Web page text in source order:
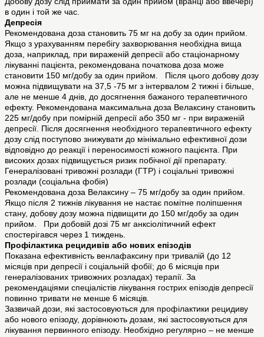
в один і той же час.
Депресія
Рекомендована доза становить 75 мг на добу за один прийом.
Якщо з урахуванням перебігу захворювання необхідна вища
доза, наприклад, при вираженій депресії або стаціонарному
лікуванні пацієнта, рекомендована початкова доза може
становити 150 мг/добу за один прийом. Після цього добову дозу
можна підвищувати на 37,5 -75 мг з інтервалом 2 тижні і більше,
але не менше 4 днів, до досягнення бажаного терапевтичного
ефекту. Рекомендована максимальна доза Велаксину становить
225 мг/добу при помірній депресії або 350 мг - при вираженій
депресії. Після досягнення необхідного терапевтичного ефекту
дозу слід поступово знижувати до мінімально ефективної дози
відповідно до реакції і переносимості кожного пацієнта. При
високих дозах підвищується ризик побічної дії препарату.
Генералізовані тривожні розлади (ГТР) і соціальні тривожні
розлади (соціальна фобія)
Рекомендована доза Велаксину – 75 мг/добу за один прийом.
Якщо після 2 тижнів лікування не настає помітне поліпшення
стану, добову дозу можна підвищити до 150 мг/добу за один
прийом. При добовій дозі 75 мг анксіолітичний ефект
спостерігався через 1 тиждень.
Профілактика рецидивів або нових епізодів
Показана ефективність венлафаксину при тривалій (до 12
місяців при депресії і соціальній фобії; до 6 місяців при
генералізованих тривожних розладах) терапії. За
рекомендаціями спеціалістів лікування гострих епізодів депресії
повинно тривати не менше 6 місяців.
Зазвичай дози, які застосовуються для профілактики рецидиву
або нового епізоду, дорівнюють дозам, які застосовуються для
лікування первинного епізоду. Необхідно регулярно – не менше